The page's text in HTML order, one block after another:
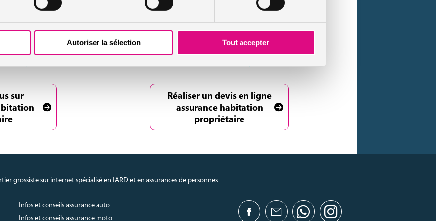
Autoriser la sélection Tout accepter
et litiges avec vos voisins : les recours et l’aide dont vous pouvez disposer
sur
Réaliser un devis en ligne
assurance habitation
propriétaire
grossiste sur internet spécialisé en IARD et en assurances de personnes
Infos et conseils assurance auto
Infos et conseils assurance moto